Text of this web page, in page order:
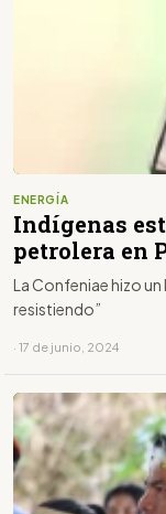
ENERGÍA
Indígenas
petrolera en
La Confeniae hizo
resistiendo”
· 17 de junio, 2024